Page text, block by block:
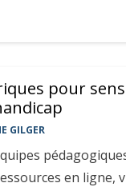
pour
GILGER
en ligne,